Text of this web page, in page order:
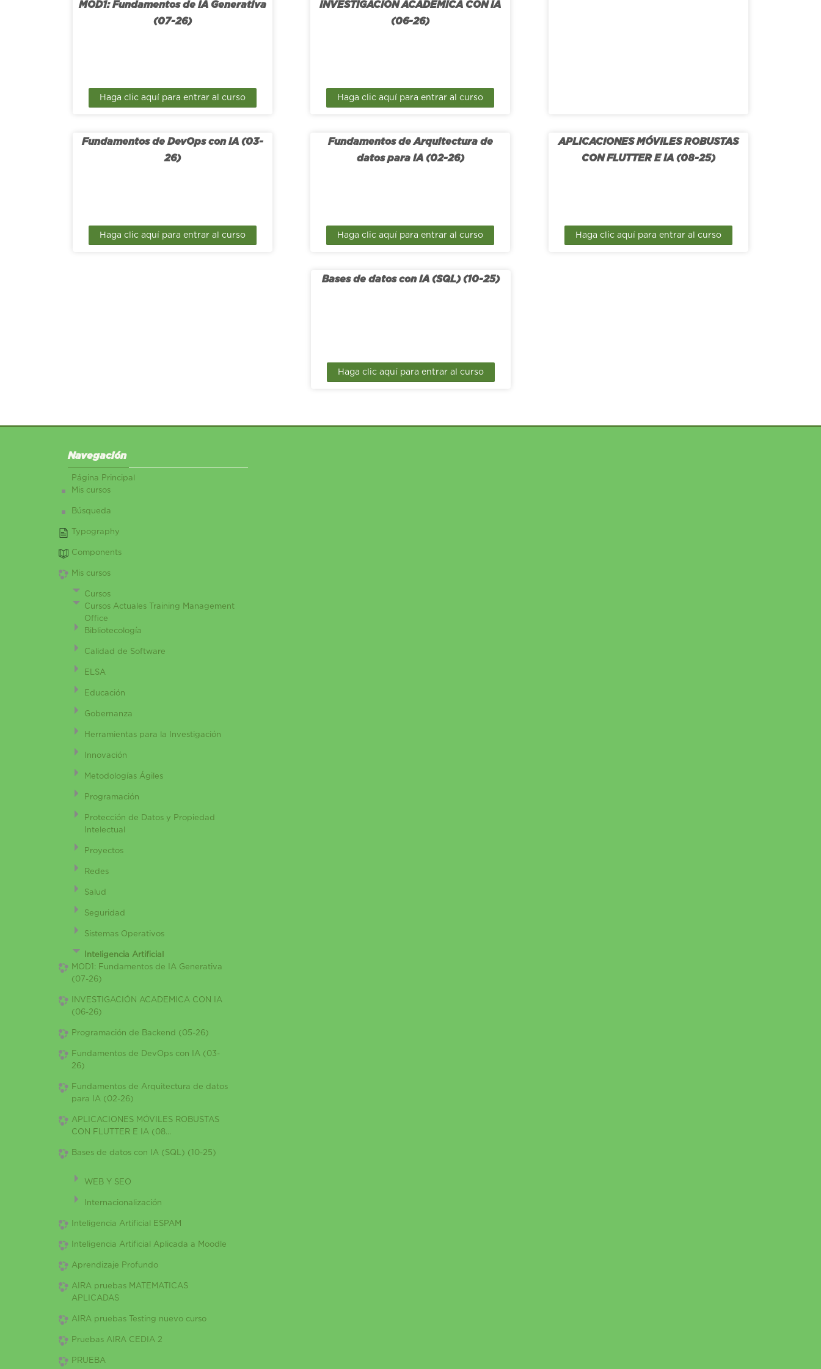
MOD1: Fundamentos de IA Generativa
(07-26)
Haga clic aquí para entrar al curso
INVESTIGACIÓN ACADEMICA CON IA
(06-26)
Haga clic aquí para entrar al curso
Fundamentos de DevOps con IA (03-
26)
Haga clic aquí para entrar al curso
Fundamentos de Arquitectura de
datos para IA (02-26)
Haga clic aquí para entrar al curso
APLICACIONES MÓVILES ROBUSTAS
CON FLUTTER E IA (08-25)
Haga clic aquí para entrar al curso
Bases de datos con IA (SQL) (10-25)
Haga clic aquí para entrar al curso
Navegación
Página Principal
Mis cursos
Búsqueda
Typography
Components
Mis cursos
Cursos
Cursos Actuales Training Management
Office
Bibliotecología
Calidad de Software
ELSA
Educación
Gobernanza
Herramientas para la Investigación
Innovación
Metodologías Ágiles
Programación
Protección de Datos y Propiedad
Intelectual
Proyectos
Redes
Salud
Seguridad
Sistemas Operativos
Inteligencia Artificial
MOD1: Fundamentos de IA Generativa
(07-26)
INVESTIGACIÓN ACADEMICA CON IA
(06-26)
Programación de Backend (05-26)
Fundamentos de DevOps con IA (03-
26)
Fundamentos de Arquitectura de datos
para IA (02-26)
APLICACIONES MÓVILES ROBUSTAS
CON FLUTTER E IA (08...
Bases de datos con IA (SQL) (10-25)
WEB Y SEO
Internacionalización
Inteligencia Artificial ESPAM
Inteligencia Artificial Aplicada a Moodle
Aprendizaje Profundo
AIRA pruebas MATEMATICAS
APLICADAS
AIRA pruebas Testing nuevo curso
Pruebas AIRA CEDIA 2
PRUEBA